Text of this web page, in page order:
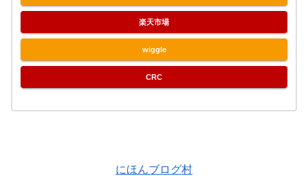
楽天市場
wiggle
CRC
にほんブログ村